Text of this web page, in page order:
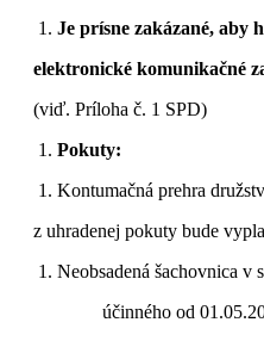
Je prísne zakázané, aby
elektronické komunikačné
(viď. Príloha č. 1 SPD)
Pokuty:
Kontumačná prehra
z uhradenej pokuty bude
Neobsadená šachovnica v
účinného od